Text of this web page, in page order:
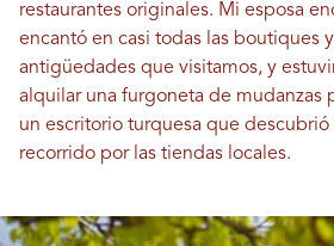
restaurantes originales. Mi esposa
encantó en casi todas las boutiques
antigüedades que visitamos, y
alquilar una furgoneta de mudanzas
un escritorio turquesa que
recorrido por las tiendas locales.